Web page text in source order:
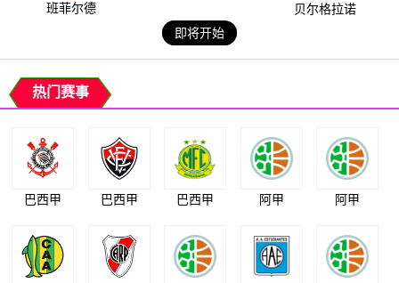
班菲尔德
贝尔格拉诺
即将开始
热门赛事
巴西甲 巴西甲 巴西甲 阿甲 阿甲